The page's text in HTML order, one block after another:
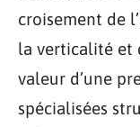
croisement de
la verticalité et
valeur d’une
spécialisées